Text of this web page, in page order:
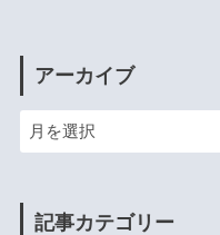
アーカイブ
記事カテゴリー